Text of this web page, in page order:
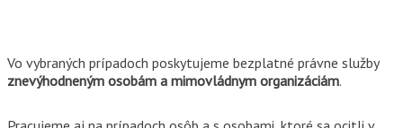
Vo vybraných prípadoch poskytujeme bezplatné právne služby
znevýhodneným osobám a mimovládnym organizáciám.